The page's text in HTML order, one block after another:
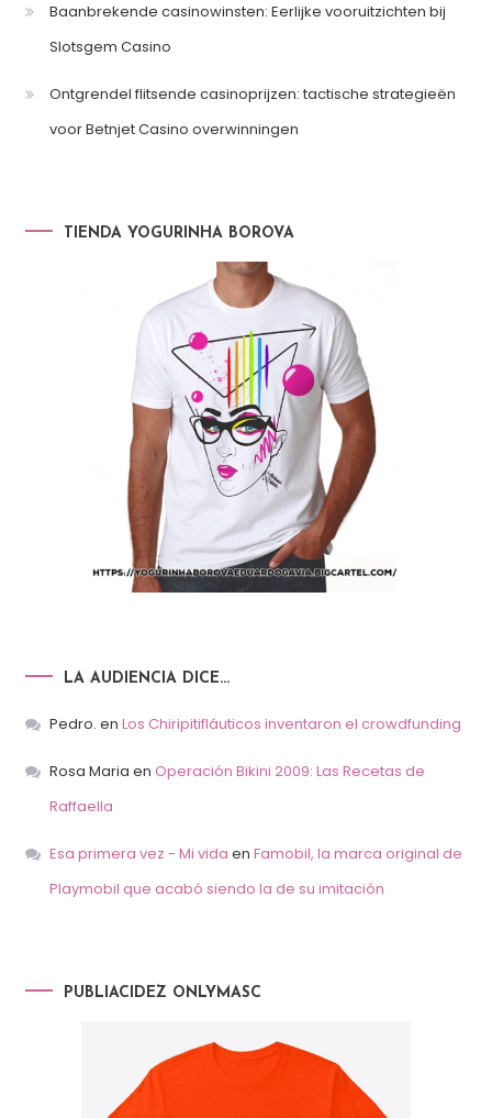
Baanbrekende casinowinsten: Eerlijke vooruitzichten bij
Slotsgem Casino
Ontgrendel flitsende casinoprijzen: tactische strategieën
voor Betnjet Casino overwinningen
TIENDA YOGURINHA BOROVA
LA AUDIENCIA DICE…
Pedro. en Los Chiripitifláuticos inventaron el crowdfunding
Rosa Maria en Operación Bikini 2009: Las Recetas de
Raffaella
Esa primera vez - Mi vida en Famobil, la marca original de
Playmobil que acabó siendo la de su imitación
PUBLIACIDEZ ONLYMASC